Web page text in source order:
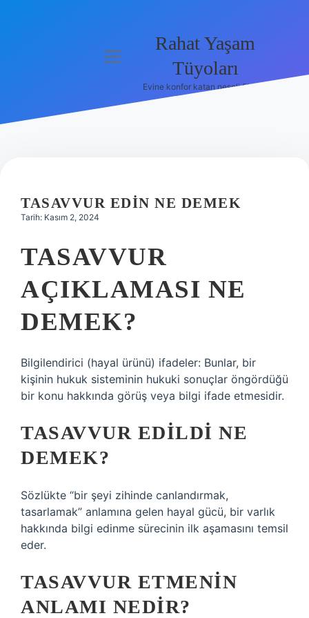
Hakkımızda
menüyü
Rahat Yaşam
Tüyoları
Evine konfor katan neşeli fikirler!
TASAVVUR EDIN NE DEMEK
Tarih: Kasım 2, 2024
TASAVVUR
AÇIKLAMASI NE
DEMEK?
Bilgilendirici (hayal ürünü) ifadeler: Bunlar, bir
kişinin hukuk sisteminin hukuki sonuçlar öngördüğü
bir konu hakkında görüş veya bilgi ifade etmesidir.
TASAVVUR EDILDI NE
DEMEK?
Sözlükte “bir şeyi zihinde canlandırmak,
tasarlamak” anlamına gelen hayal gücü, bir varlık
hakkında bilgi edinme sürecinin ilk aşamasını temsil
eder.
TASAVVUR ETMENIN
ANLAMI NEDIR?